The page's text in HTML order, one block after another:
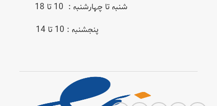
شنبه تا چهارشنبه : 10 تا 18
پنجشنبه : 10 تا 14